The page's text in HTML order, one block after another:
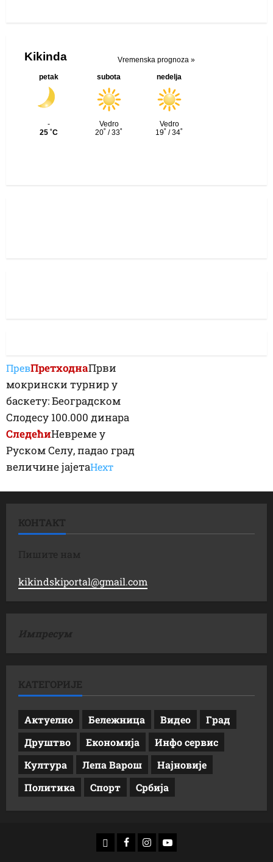
ПревПретходнаПрви
мокрински турнир у
баскету: Београдском
Слодесу 100.000 динара
СледећиНевреме у
Руском Селу, падао град
величине јајетаНеxт
КОНТАКТ
Пишите нам
kikindskiportal@gmail.com
Импресум
КАТЕГОРИЈЕ
Актуелно Бележница Видео
Град
Друштво
Економија
Инфо сервис
Култура
Лепа Варош
Најновије
Политика
Спорт Србија
доwнлоад
Фацебоок
Инстаграм
Yоутубе